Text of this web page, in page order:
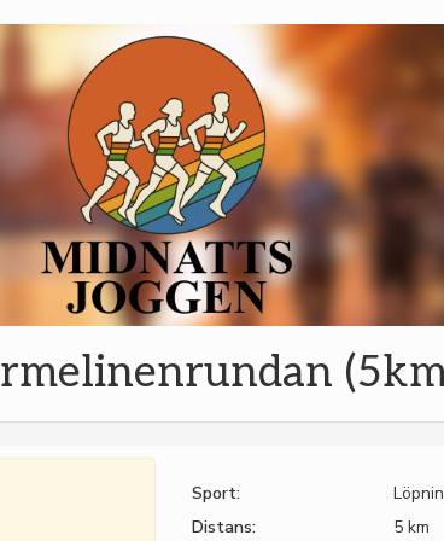
Sport:
Distans:
5 km